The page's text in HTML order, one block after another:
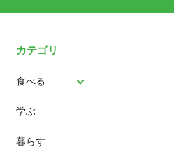
カテゴリ
食べる
パン
スイーツ
学ぶ
暮らす